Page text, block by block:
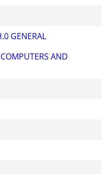
GENERAL
AND